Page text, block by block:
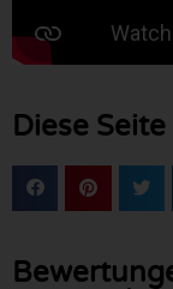
Diese